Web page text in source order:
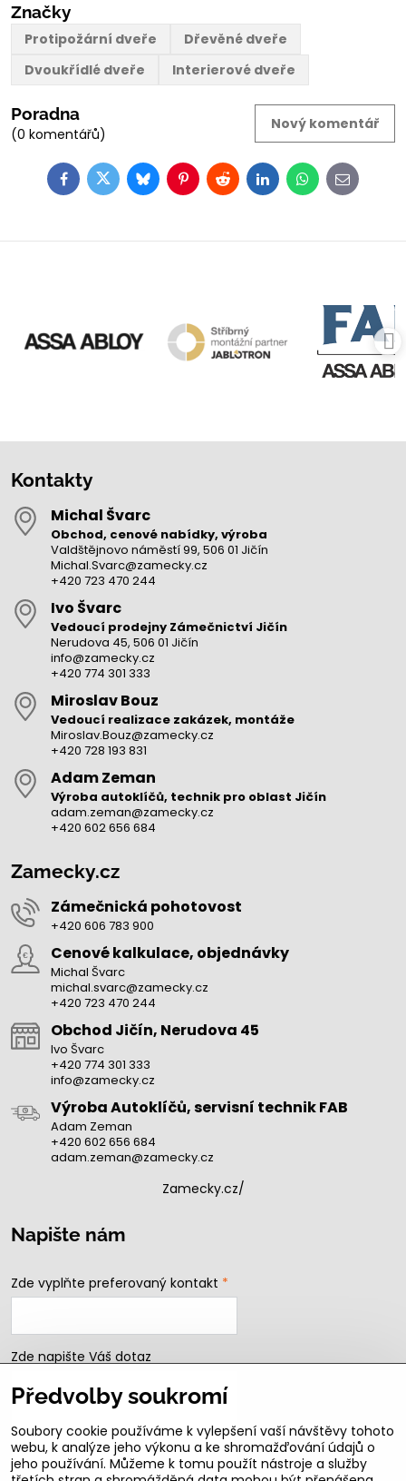
Značky
Protipožární dveře
Dřevěné dveře
Dvoukřídlé dveře
Interierové dveře
Poradna
(0 komentářů)
Nový komentář
FacebookTwitterBlueskyPinterestRedditLinkedInWhatsApp
E-
mail
Kontakty
Michal Švarc
Obchod, cenové nabídky, výroba
Valdštějnovo náměstí 99, 506 01 Jičín
Michal.Svarc@zamecky.cz
+420 723 470 244
Ivo Švarc
Vedoucí prodejny Zámečnictví Jičín
Nerudova 45, 506 01 Jičín
info@zamecky.cz
+420 774 301 333
Miroslav Bouz
Vedoucí realizace zakázek, montáže
Miroslav.Bouz@zamecky.cz
+420 728 193 831
Adam Zeman
Výroba autoklíčů, technik pro oblast Jičín
adam.zeman@zamecky.cz
+420 602 656 684
Zamecky.cz
Zámečnická pohotovost
+420 606 783 900
Cenové kalkulace, objednávky
Michal Švarc
michal.svarc@zamecky.cz
+420 723 470 244
Obchod Jičín, Nerudova 45
Ivo Švarc
+420 774 301 333
info@zamecky.cz
Výroba Autoklíčů, servisní technik FAB
Adam Zeman
+420 602 656 684
adam.zeman@zamecky.cz
Zamecky.cz/
Napište nám
Zde vyplňte preferovaný kontakt *
Zde napište Váš dotaz
Předvolby soukromí
Soubory cookie používáme k vylepšení vaší návštěvy tohoto
webu, k analýze jeho výkonu a ke shromažďování údajů o
jeho používání. Můžeme k tomu použít nástroje a služby